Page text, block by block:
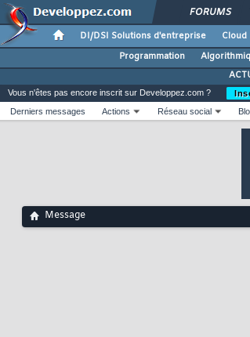
FORUMS
DI/DSI Solutions d'entreprise Cloud
Programmation
Vous n'êtes pas encore inscrit sur Developpez.com ?
Derniers messages
Actions Réseau social
Message